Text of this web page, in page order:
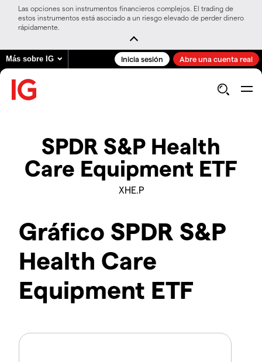
Las opciones son instrumentos financieros complejos. El trading de
estos instrumentos está asociado a un riesgo elevado de perder dinero
rápidamente.
Más sobre IG Inicia sesión Abre una cuenta real
SPDR S&P Health
Care Equipment ETF
XHE.P
Gráfico SPDR S&P
Health Care
Equipment ETF